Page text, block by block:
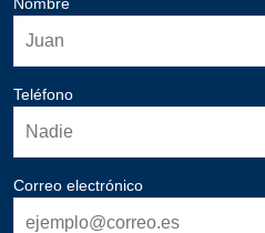
Nombre
Teléfono
Correo electrónico